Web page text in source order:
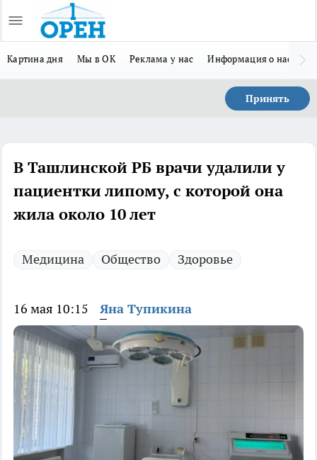
Картина дня Мы в ОК Реклама у нас Информация о нас
Принять
В Ташлинской РБ врачи удалили у
пациентки липому, с которой она
жила около 10 лет
Медицина Общество Здоровье
16 мая 10:15 Яна Тупикина